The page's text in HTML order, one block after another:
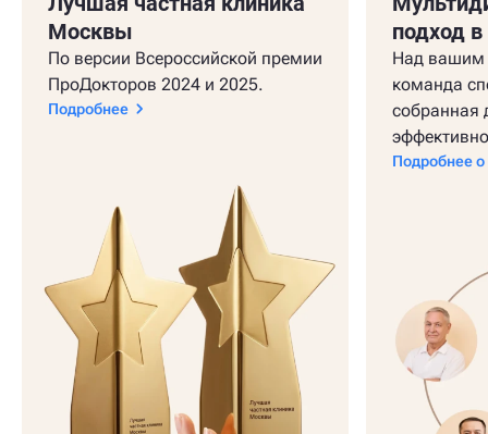
Москвы
По версии Всероссийской премии
ПроДокторов 2024 и 2025.
Подробнее
подход
Над вашим
команда
собранная
Подробнее о